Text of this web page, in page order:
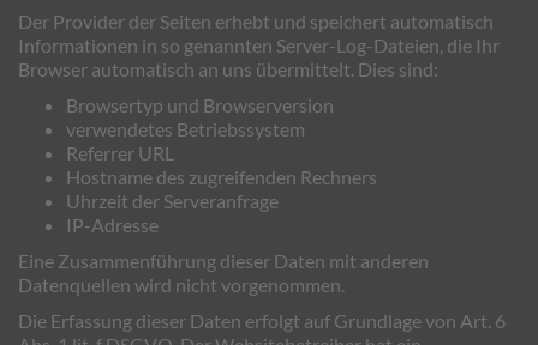
Der Provider der Seiten erhebt und speichert automatisch
Informationen in so genannten Server-Log-Dateien, die Ihr
Browser automatisch an uns übermittelt. Dies sind:
Browsertyp und Browserversion
verwendetes Betriebssystem
Referrer URL
Hostname des zugreifenden Rechners
Uhrzeit der Serveranfrage
IP-Adresse
Eine Zusammenführung dieser Daten mit anderen
Datenquellen wird nicht vorgenommen.
Die Erfassung dieser Daten erfolgt auf Grundlage von Art. 6